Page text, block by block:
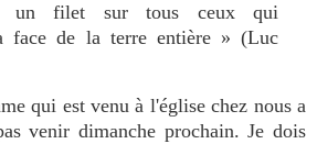
un filet sur tous ceux qui
face de la terre entière » (Luc
qui est venu à l'église chez nous a
venir dimanche prochain. Je dois